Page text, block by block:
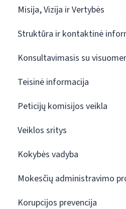
Misija, Vizija ir Vertybės
Struktūra ir kontaktinė
Konsultavimasis su
Teisinė informacija
Peticijų komisijos veikla
Veiklos sritys
Kokybės vadyba
Mokesčių administravimo
Korupcijos prevencija